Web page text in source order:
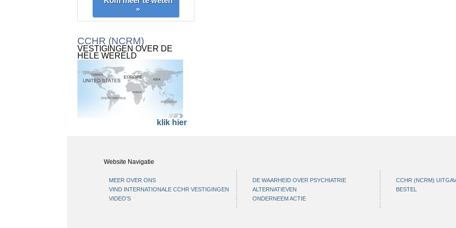
»
CCHR (NCRM)
VESTIGINGEN OVER DE
HELE WERELD
klik hier
Website Navigatie
MEER OVER ONS
VIND INTERNATIONALE CCHR VESTIGINGEN
VIDEO’S
DE WAARHEID OVER PSYCHIATRIE
ALTERNATIEVEN
ONDERNEEM ACTIE
CCHR (NCRM)
BESTEL